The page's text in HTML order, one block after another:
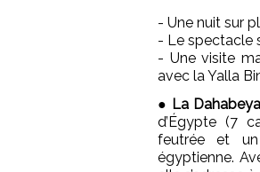
- Une nuit sur
- Le spectacle
- Une visite
avec la Yalla
● La
d’Égypte (7
feutrée et un
égyptienne.